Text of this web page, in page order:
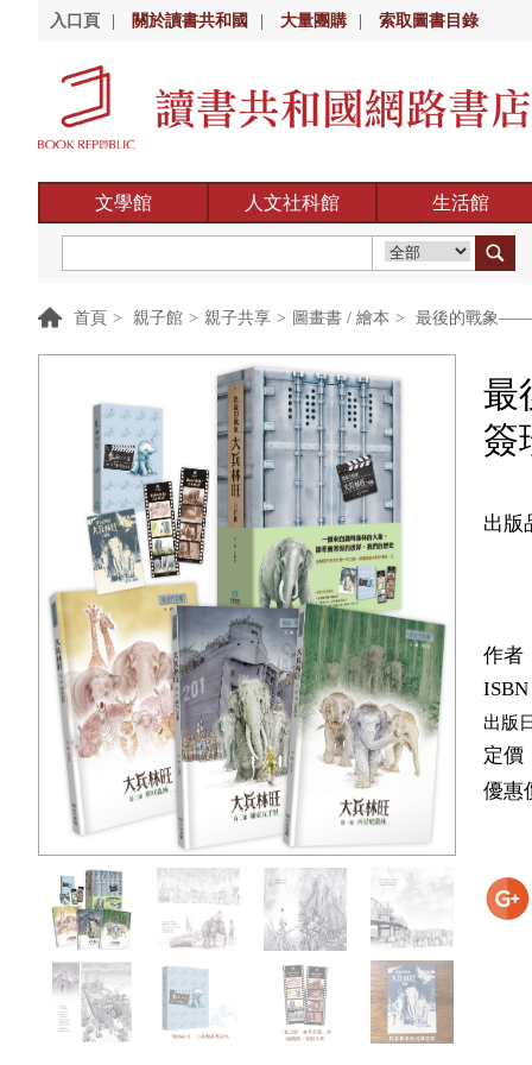
入口頁 關於讀書共和國 大量團購 索取圖書目錄
文學館 人文社科館 生活館
首頁 > 親子館 > 親子共享 > 圖畫書 / 繪本 > 最後的戰象——
最
簽
出版
作者
出版
定價
優惠